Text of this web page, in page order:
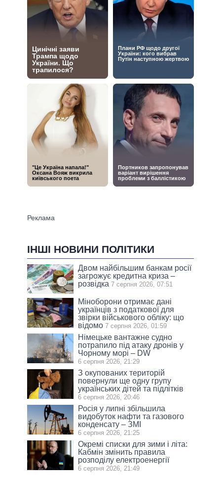
ІНШІ НОВИНИ ПОЛІТИКИ
Двом найбільшим банкам росії
загрожує кредитна криза –
розвідка 7 серпня 2026, 07:51
Міноборони отримає дані
українців з податкової для
звірки військового обліку: що
відомо 7 серпня 2026, 01:59
Німецьке вантажне судно
потрапило під атаку дронів у
Чорному морі – DW
6 серпня 2026, 21:29
З окупованих територій
повернули ще одну групу
українських дітей та підлітків
6 серпня 2026, 20:46
Росія у липні збільшила
видобуток нафти та газового
конденсату – ЗМІ
6 серпня 2026, 21:25
Окремі списки для зими і літа:
Кабмін змінить правила
розподілу електроенергії
6 серпня 2026, 21:49